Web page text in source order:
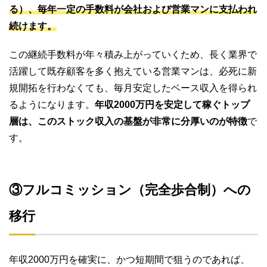
る）、毎年一定の手数料が会社および営業マンに支払われ
続けます。
この継続手数料が年々積み上がっていくため、長く業界で
活躍して既存顧客を多く抱えている営業マンは、必死に新
規開拓を行わなくても、毎月安定したベース収入を得られ
るようになります。 年収2000万円を安定して稼ぐトップ
層は、このストック収入の基盤が非常に分厚いのが特徴で
す。
③フルコミッション（完全歩合制）への
移行
年収2000万円を確実に、かつ短期間で狙うのであれば、